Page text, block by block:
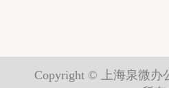
Copyright © 上海泉微办